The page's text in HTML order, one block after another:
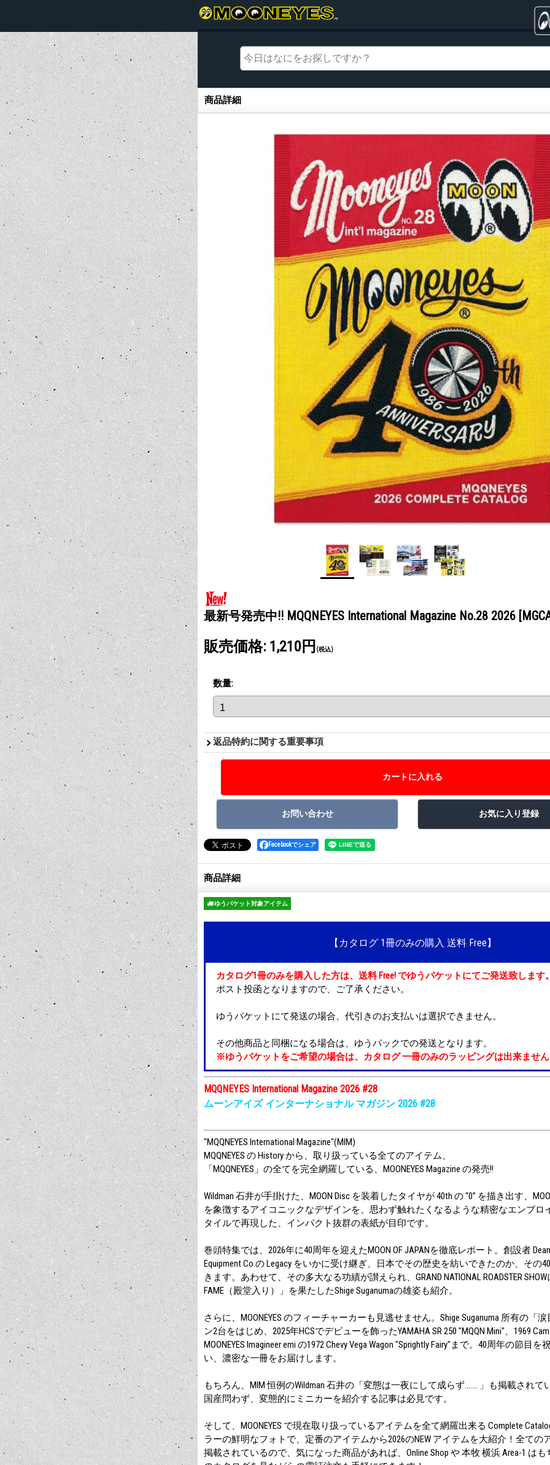
商品詳細
商品詳細
最新号発売中!! MQQNEYES International Magazine No.28 2026
販売価格: 1,210円 (税込)
数量:
返品特約に関する重要事項
Facebookでシェア
商品詳細
ゆうパケット対象アイテム
【カタログ 1冊のみの購入 送料 Free】
カタログ1冊のみを購入した方は、送料 Free! でゆうパケットにてご発送致します
ポスト投函となりますので、ご了承ください。
ゆうパケットにて発送の場合、代引きのお支払いは選択できません。
その他商品と同梱になる場合は、ゆうパックでの発送となります。
※ゆうパケットをご希望の場合は、カタログ 一冊のみのラッピングは出来ませ
MQQNEYES International Magazine 2026 #28
ムーンアイズ インターナショナル マガジン 2026 #28
"MQQNEYES International Magazine"(MIM)
MQQNEYES の History から、取り扱っている全てのアイテム、
「MQQNEYES」の全てを完全網羅している、MOONEYES Magazine の発売!!
Wildman 石井が手掛けた、MOON Disc を装着したタイヤが 40th の “0” を描き出す、
を象徴するアイコニックなデザインを、思わず触れたくなるような精密なエンブロ
タイルで再現した、インパクト抜群の表紙が目印です。
巻頭特集では、2026年に40周年を迎えたMOON OF JAPANを徹底レポート。創設者 Dean
Equipment Co.の Legacy をいかに受け継ぎ、日本でその歴史を紡いできたのか、その
きます。あわせて、その多大なる功績が讃えられ、GRAND NATIONAL ROADSTER SHOW
FAME（殿堂入り）」を果たしたShige Suganumaの雄姿も紹介。
さらに、MOONEYES のフィーチャーカーも見逃せません。Shige Suganuma 所有の「
ン2台をはじめ、2025年HCSでデビューを飾ったYAMAHA SR 250 "MQQN Mini"、1969
MOONEYES Imagineer emi の1972 Chevy Vega Wagon "Sprightly Fairy"まで。40周年の節目
い、濃密な一冊をお届けします。
もちろん、MIM 恒例のWildman 石井の「変態は一夜にして成らず....... 」も掲載され
国産問わず、変態的にミニカーを紹介する記事は必見です。
そして、MOONEYES で現在取り扱っているアイテムを全て網羅出来る Complete
ラーの鮮明なフォトで、定番のアイテムから2026のNEW アイテムを大紹介！全ての
掲載されているので、気になった商品があれば、Online Shop や 本牧 横浜 Area-1 は